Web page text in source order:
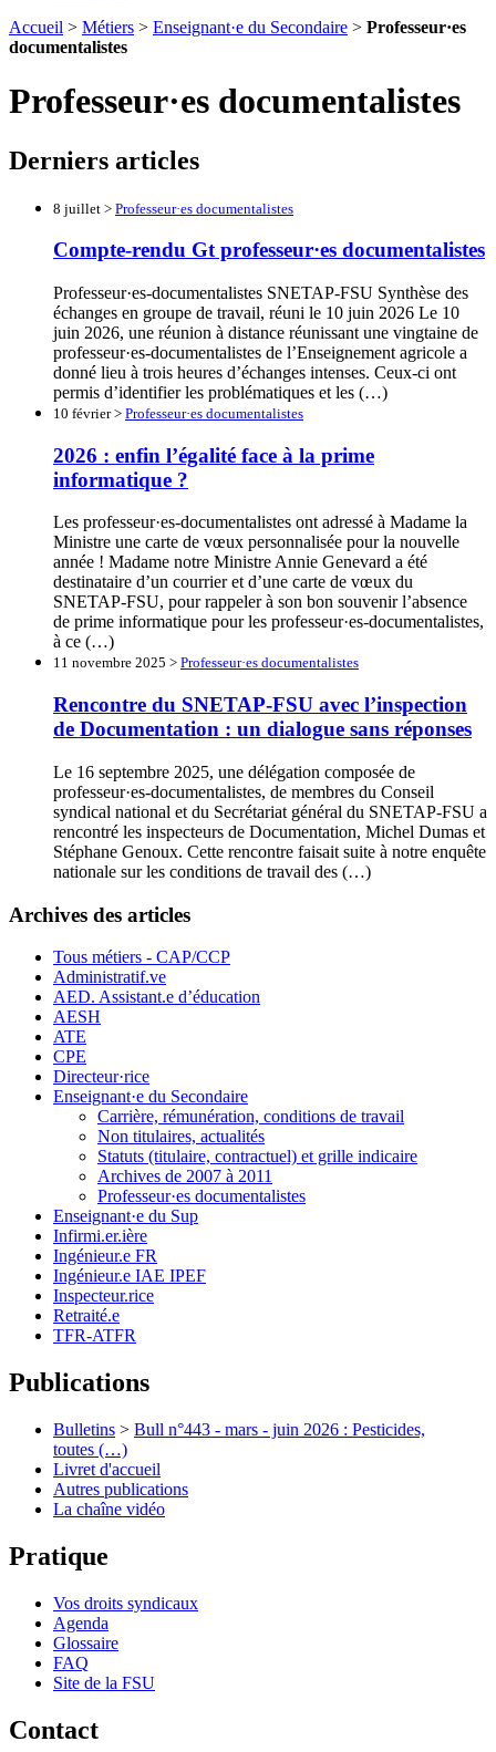
Accueil > Métiers > Enseignant·e du Secondaire > Professeur·es
documentalistes
Professeur·es documentalistes
Derniers articles
8 juillet > Professeur·es documentalistes
Compte-rendu Gt professeur·es documentalistes
Professeur·es-documentalistes SNETAP-FSU Synthèse des
échanges en groupe de travail, réuni le 10 juin 2026 Le 10
juin 2026, une réunion à distance réunissant une vingtaine de
professeur·es-documentalistes de l’Enseignement agricole a
donné lieu à trois heures d’échanges intenses. Ceux-ci ont
permis d’identifier les problématiques et les (…)
10 février > Professeur·es documentalistes
2026 : enfin l’égalité face à la prime
informatique ?
Les professeur·es-documentalistes ont adressé à Madame la
Ministre une carte de vœux personnalisée pour la nouvelle
année ! Madame notre Ministre Annie Genevard a été
destinataire d’un courrier et d’une carte de vœux du
SNETAP-FSU, pour rappeler à son bon souvenir l’absence
de prime informatique pour les professeur·es-documentalistes,
à ce (…)
11 novembre 2025 > Professeur·es documentalistes
Rencontre du SNETAP-FSU avec l’inspection
de Documentation : un dialogue sans réponses
Le 16 septembre 2025, une délégation composée de
professeur·es-documentalistes, de membres du Conseil
syndical national et du Secrétariat général du SNETAP-FSU a
rencontré les inspecteurs de Documentation, Michel Dumas et
Stéphane Genoux. Cette rencontre faisait suite à notre enquête
nationale sur les conditions de travail des (…)
Archives des articles
Tous métiers - CAP/CCP
Administratif.ve
AED. Assistant.e d’éducation
AESH
ATE
CPE
Directeur·rice
Enseignant·e du Secondaire
Carrière, rémunération, conditions de travail
Non titulaires, actualités
Statuts (titulaire, contractuel) et grille indicaire
Archives de 2007 à 2011
Professeur·es documentalistes
Enseignant·e du Sup
Infirmi.er.ière
Ingénieur.e FR
Ingénieur.e IAE IPEF
Inspecteur.rice
Retraité.e
TFR-ATFR
Publications
Bulletins > Bull n°443 - mars - juin 2026 : Pesticides,
toutes (…)
Livret d'accueil
Autres publications
La chaîne vidéo
Pratique
Vos droits syndicaux
Agenda
Glossaire
FAQ
Site de la FSU
Contact